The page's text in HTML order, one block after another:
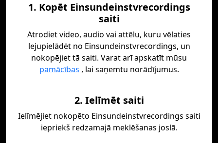
1. Kopēt Einsundeinstvrecordings
saiti
Atrodiet video, audio vai attēlu, kuru vēlaties
lejupielādēt no Einsundeinstvrecordings, un
nokopējiet tā saiti. Varat arī apskatīt mūsu
pamācības , lai saņemtu norādījumus.
2. Ielīmēt saiti
Ielīmējiet nokopēto Einsundeinstvrecordings saiti
iepriekš redzamajā meklēšanas joslā.